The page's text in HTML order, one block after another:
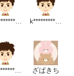
h**************************p k*************************m
y********************m ざぱきち